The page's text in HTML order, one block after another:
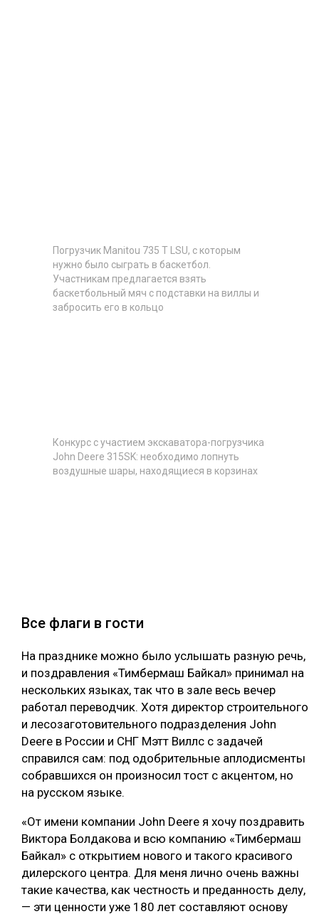
Погрузчик Manitou 735 T LSU, с которым
нужно было сыграть в баскетбол.
Участникам предлагается взять
баскетбольный мяч с подставки на виллы и
забросить его в кольцо
Конкурс с участием экскаватора-погрузчика
John Deere 315SK: необходимо лопнуть
воздушные шары, находящиеся в корзинах
Все флаги в гости
На празднике можно было услышать разную речь,
и поздравления «Тимбермаш Байкал» принимал на
нескольких языках, так что в зале весь вечер
работал переводчик. Хотя директор строительного
и лесозаготовительного подразделения John
Deere в России и СНГ Мэтт Виллс с задачей
справился сам: под одобрительные аплодисменты
собравшихся он произносил тост с акцентом, но
на русском языке.
«От имени компании John Deere я хочу поздравить
Виктора Болдакова и всю компанию «Тимбермаш
Байкал» с открытием нового и такого красивого
дилерского центра. Для меня лично очень важны
такие качества, как честность и преданность делу,
— эти ценности уже 180 лет составляют основу